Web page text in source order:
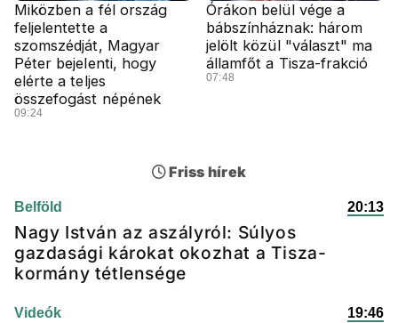
Miközben a fél ország
feljelentette a
szomszédját, Magyar
Péter bejelenti, hogy
elérte a teljes
összefogást népének
09:24
Órákon belül vége a
bábszínháznak: három
jelölt közül "választ" ma
államfőt a Tisza-frakció
07:48
Friss hírek
Belföld 20:13
Nagy István az aszályról: Súlyos
gazdasági károkat okozhat a Tisza-
kormány tétlensége
Videók 19:46